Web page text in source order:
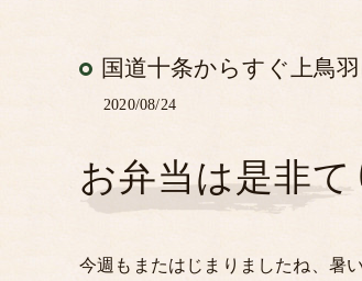
国道十条からすぐ上鳥
2020/08/24
お弁当は是非
今週もまたはじまりましたね、暑